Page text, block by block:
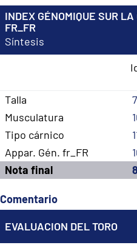
INDEX GÉNOMIQUE SUR
FR_FR
Síntesis
Talla
Musculatura
Tipo cárnico
Appar. Gén. fr_FR
Nota final
Comentario
EVALUACION DEL TORO